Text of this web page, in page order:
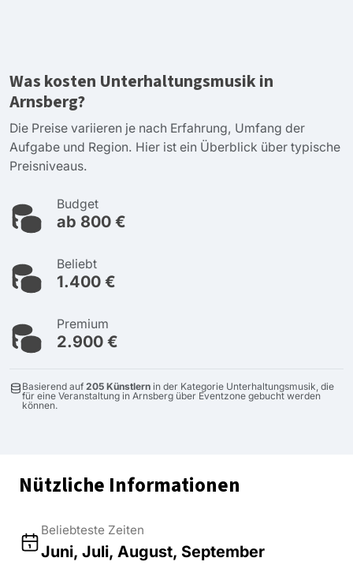
Was kosten Unterhaltungsmusik in
Arnsberg?
Die Preise variieren je nach Erfahrung, Umfang der
Aufgabe und Region. Hier ist ein Überblick über typische
Preisniveaus.
Budget
ab 800 €
Beliebt
1.400 €
Premium
2.900 €
Basierend auf 205 Künstlern in der Kategorie Unterhaltungsmusik, die
für eine Veranstaltung in Arnsberg über Eventzone gebucht werden
können.
Nützliche Informationen
Beliebteste Zeiten
Juni, Juli, August, September